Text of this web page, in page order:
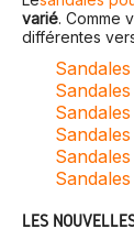
varié. Comme
différentes
LES